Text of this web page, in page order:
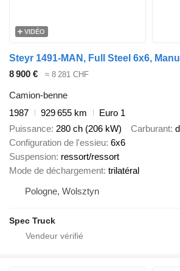
VIDÉO
Steyr 1491-MAN, Full Steel 6x6,
8 900 €
≈ 8 281 CHF
Camion-benne
1987
929 655 km
Euro 1
Puissance 280 ch (206 kW) Carburant
Configuration de l'essieu 6x6
Suspension ressort/ressort
Mode de déchargement trilatéral
Pologne, Wolsztyn
Spec Truck